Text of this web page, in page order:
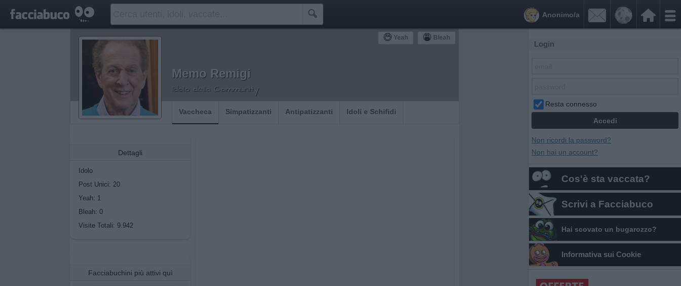
 

Anonimo/a
Yeah Bleah
Memo Remigi
Idolo della Community
Vaccheca Simpatizzanti Antipatizzanti Idoli e Schifidi
Dettagli
Idolo
Post Unici: 20
Yeah: 1
Bleah: 0
Visite Totali: 9.942
Facciabuchini più attivi quì
Login
Resta connesso
Non ricordi la password?
Non hai un account?
Cos'è sta vaccata?
Scrivi a Facciabuco
Hai scovato un bugarozzo?
Informativa sui Cookie